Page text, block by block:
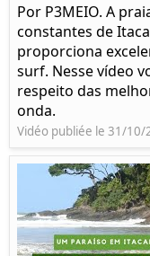
Por P3MEIO. A
constantes de
proporciona
surf. Nesse vídeo
respeito das
onda.
Vidéo publiée le 31/10/